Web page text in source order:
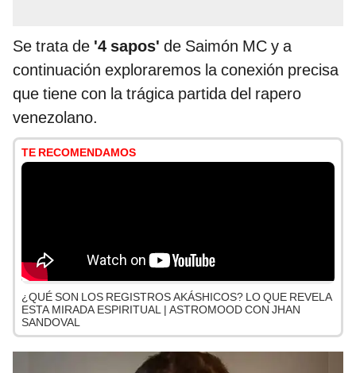
Se trata de '4 sapos' de Saimón MC y a
continuación exploraremos la conexión precisa
que tiene con la trágica partida del rapero
venezolano.
TE RECOMENDAMOS
¿QUÉ SON LOS REGISTROS AKÁSHICOS? LO QUE REVELA
ESTA MIRADA ESPIRITUAL | ASTROMOOD CON JHAN
SANDOVAL